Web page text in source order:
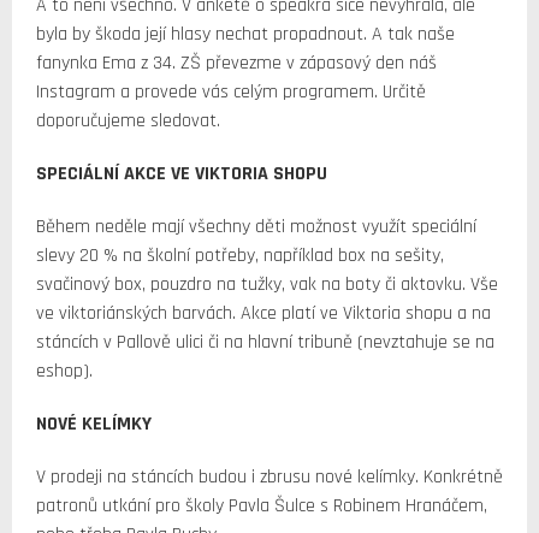
A to není všechno. V anketě o speakra sice nevyhrála, ale
byla by škoda její hlasy nechat propadnout. A tak naše
fanynka Ema z 34. ZŠ převezme v zápasový den náš
Instagram a provede vás celým programem. Určitě
doporučujeme sledovat.
SPECIÁLNÍ AKCE VE VIKTORIA SHOPU
Během neděle mají všechny děti možnost využít speciální
slevy 20 % na školní potřeby, například box na sešity,
svačinový box, pouzdro na tužky, vak na boty či aktovku. Vše
ve viktoriánských barvách. Akce platí ve Viktoria shopu a na
stáncích v Pallově ulici či na hlavní tribuně (nevztahuje se na
eshop).
NOVÉ KELÍMKY
V prodeji na stáncích budou i zbrusu nové kelímky. Konkrétně
patronů utkání pro školy Pavla Šulce s Robinem Hranáčem,